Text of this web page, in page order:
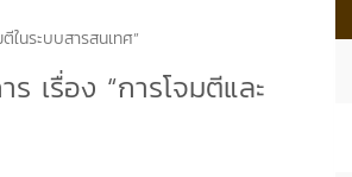
นระบบสารสนเทศ”
เรื่อง “การโจมตีและ